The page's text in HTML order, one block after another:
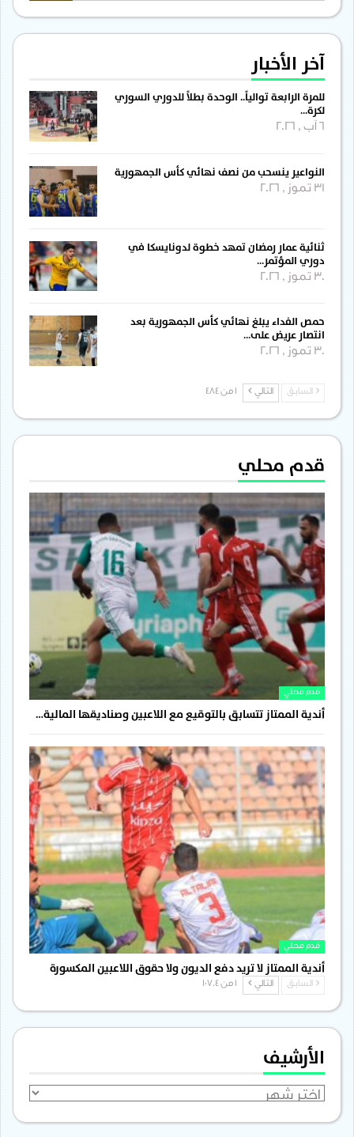
آخر الأخبار
للمرة الرابعة توالياً.. الوحدة بطلاً للدوري السوري
لكرة…
النواعير ينسحب من نصف نهائي كأس الجمهورية
31 تموز , 2026
ثنائية عمار رمضان تمهد خطوة لدونايسكا في
دوري المؤتمر…
30 تموز , 2026
حمص الفداء يبلغ نهائي كأس الجمهورية بعد
انتصار عريض على…
30 تموز , 2026
السابق التالي
قدم محلي
قدم محلي
أندية الممتاز تتسابق بالتوقيع مع اللاعبين وصناديقها المالية…
قدم محلي
أندية الممتاز لا تريد دفع الديون ولا حقوق اللاعبين المكسورة
السابق التالي
الأرشيف
الأرشيف